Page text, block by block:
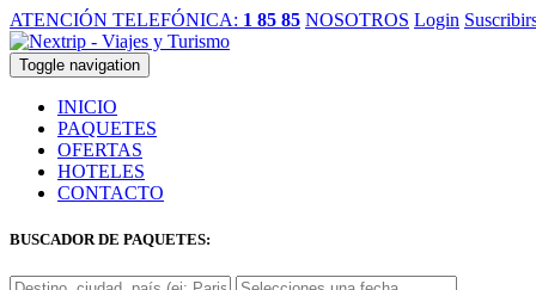
ATENCIÓN TELEFÓNICA: 1 85 85 NOSOTROS Login
Toggle navigation
INICIO
PAQUETES
OFERTAS
HOTELES
CONTACTO
BUSCADOR DE PAQUETES: